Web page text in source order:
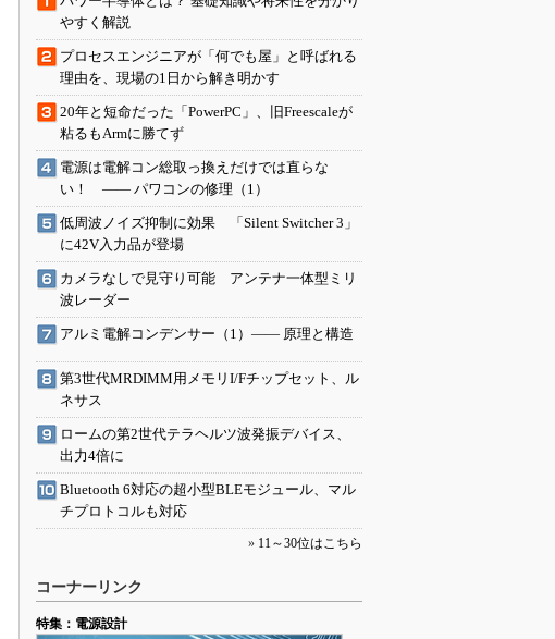
やすく解説
プロセスエンジニアが「何でも屋」と呼ばれる
理由を、現場の1日から解き明かす
20年と短命だった「PowerPC」、旧Freescaleが
粘るもArmに勝てず
電源は電解コン総取っ換えだけでは直らな
い！ ―― パワコンの修理（1）
低周波ノイズ抑制に効果 「Silent Switcher 3」
に42V入力品が登場
カメラなしで見守り可能 アンテナ一体型ミリ
波レーダー
アルミ電解コンデンサー（1）―― 原理と構造
第3世代MRDIMM用メモリI/Fチップセット、ル
ネサス
ロームの第2世代テラヘルツ波発振デバイス、
出力4倍に
Bluetooth 6対応の超小型BLEモジュール、マル
チプロトコルも対応
» 11～30位はこちら
コーナーリンク
特集：電源設計